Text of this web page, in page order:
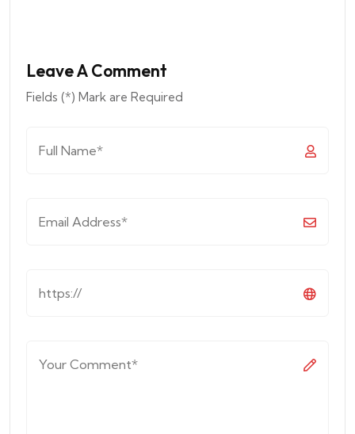
Leave A Comment
Fields (*) Mark are Required